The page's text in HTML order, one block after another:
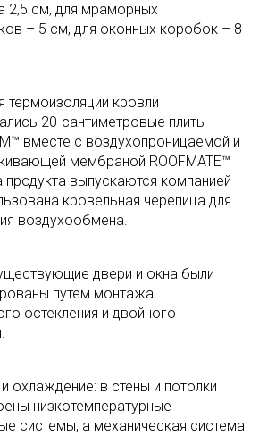
2,5 см, для мраморных
– 5 см, для оконных коробок – 8
термоизоляции кровли
20-сантиметровые плиты
вместе с воздухопроницаемой и
мембраной ROOFMATE™
продукта выпускаются компанией
кровельная черепица для
воздухообмена.
двери и окна были
путем монтажа
остекления и двойного
охлаждение: в стены и потолки
низкотемпературные
системы, а механическая система